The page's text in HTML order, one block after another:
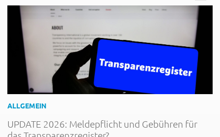
ALLGEMEIN
UPDATE 2026: Meldepflicht und Gebühren für